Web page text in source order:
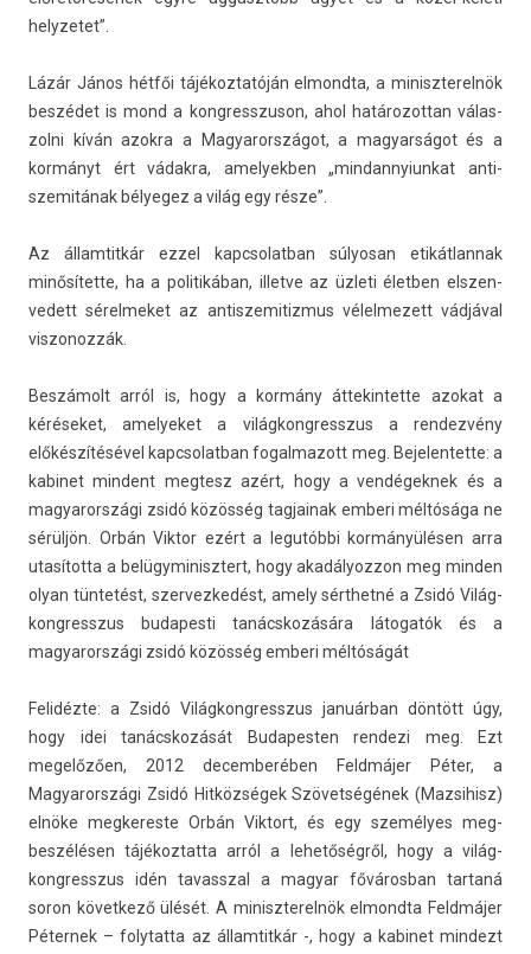
helyzetet”.
Lázár János hétfői tájékoz­tatóján el­mondta, a miniszterel­nök
beszédet is mond a kongresszuson, ahol határozot­tan válas­
zolni kíván azok­ra a Magyarországot, a magyar­ságot és a
kormányt ért vádakra, amelyekb­en „min­dannyiun­kat anti­
szemitának bélyegez a világ egy része”.
Az állam­titkár ezzel kapcsolat­ban súlyosan etikát­lannak
minősítette, ha a politikában, il­let­ve az üzleti életb­en elszen­
vedett sérel­meket az anti­szemitiz­mus vélel­mezett vádjával
vis­zonoz­zák.
Beszámolt arról is, hogy a kormány áttekin­tette azokat a
kéréseket, amelyeket a világ­kongresszus a re­ndez­vény
előkészítésével kapcsolat­ban fogal­mazott meg. Be­jelen­tette: a
kabinet min­dent meg­tesz azért, hogy a ven­dégek­nek és a
magyarországi zsidó közösség tag­jainak em­beri méltósága ne
sérüljön. Orbán Vik­tor ezért a legutóbbi kormányülésen arra
utasította a be­lügyminisztert, hogy akadályoz­zon meg mind­en
olyan tüntetést, szer­vezkedést, amely sérthetné a Zsidó Világ­
kongresszus budapes­ti tanácskozására látogatók és a
magyarországi zsidó közösség em­beri méltóságát
Felidézte: a Zsidó Világ­kongresszus januárban döntött úgy,
hogy idei tanácskozását Budapest­en re­ndezi meg. Ezt
megelőzően, 2012 de­cem­beréb­en Feldmájer Péter, a
Magyarországi Zsidó Hitközségek Szövetségének (Maz­sihisz)
elnöke meg­keres­te Orbán Vik­tort, és egy személyes meg­
beszélés­en tájékoz­tatta arról a lehetőségről, hogy a világ­
kongresszus idén tavassz­al a magyar főváros­ban tar­taná
soron követ­kező ülését. A miniszterel­nök el­mondta Feldmájer
Péter­nek – folytat­ta az állam­titkár -, hogy a kabinet min­dezt